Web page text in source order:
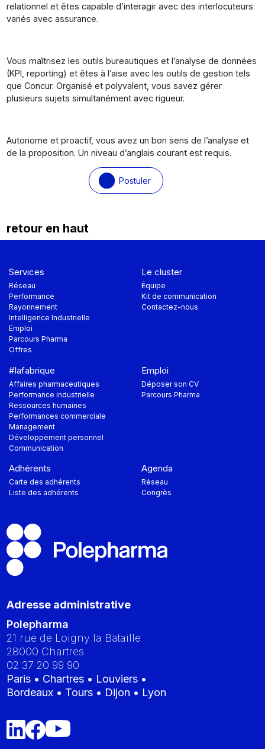
relationnel et êtes capable d’interagir avec des interlocuteurs
variés avec assurance.
Vous maîtrisez les outils bureautiques et l’analyse de données
(KPI, reporting) et êtes à l’aise avec les outils de gestion tels
que Concur. Organisé et polyvalent, vous savez gérer
plusieurs sujets simultanément avec rigueur.
Autonome et proactif, vous avez un bon sens de l’analyse et
de la proposition. Un niveau d’anglais courant est requis.
Postuler
retour en haut
Adresse administrative
Polepharma
21 rue de Loigny la Bataille
28000 Chartres
02 37 20 99 90
Paris • Chartres • Louviers •
Bordeaux • Tours • Dijon • Lyon
Services
Réseau
Performance
Rayonnement
Intelligence Industrielle
Emploi
Parcours Pharma
Offres
Le cluster
Équipe
Kit de communication
Contactez-nous
#lafabrique
Affaires pharmaceutiques
Performance industrielle
Ressources humaines
Performances commerciale
Management
Développement personnel
Communication
Emploi
Déposer son CV
Parcours Pharma
Adhérents
Carte des adhérents
Liste des adhérents
Agenda
Réseau
Congrès